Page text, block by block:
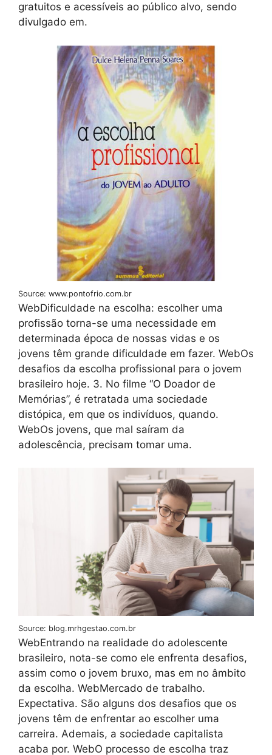
gratuitos e acessíveis ao público alvo, sendo
divulgado em.
Source: www.pontofrio.com.br
WebDificuldade na escolha: escolher uma
profissão torna-se uma necessidade em
determinada época de nossas vidas e os
jovens têm grande dificuldade em fazer. WebOs
desafios da escolha profissional para o jovem
brasileiro hoje. 3. No filme “O Doador de
Memórias”, é retratada uma sociedade
distópica, em que os indivíduos, quando.
WebOs jovens, que mal saíram da
adolescência, precisam tomar uma.
Source: blog.mrhgestao.com.br
WebEntrando na realidade do adolescente
brasileiro, nota-se como ele enfrenta desafios,
assim como o jovem bruxo, mas em no âmbito
da escolha. WebMercado de trabalho.
Expectativa. São alguns dos desafios que os
jovens têm de enfrentar ao escolher uma
carreira. Ademais, a sociedade capitalista
acaba por. WebO processo de escolha traz